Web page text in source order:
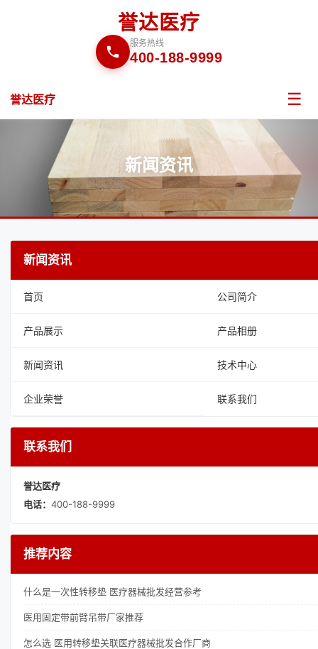
誉达医疗
服务热线
400-188-9999
誉达医疗 ☰
新闻资讯
新闻资讯
首页 公司简介
产品展示 产品相册
新闻资讯 技术中心
企业荣誉 联系我们
联系我们
誉达医疗
电话： 400-188-9999
推荐内容
什么是一次性转移垫 医疗器械批发经营参考
医用固定带前臂吊带厂家推荐
怎么选 医用转移垫关联医疗器械批发合作厂商